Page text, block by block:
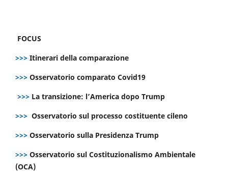
FOCUS
>>> Itinerari della comparazione
>>> Osservatorio comparato Covid19
>>> La transizione: l’America dopo Trump
>>> Osservatorio sul processo costituente cileno
>>> Osservatorio sulla Presidenza Trump
>>> Osservatorio sul Costituzionalismo Ambientale
(OCA)